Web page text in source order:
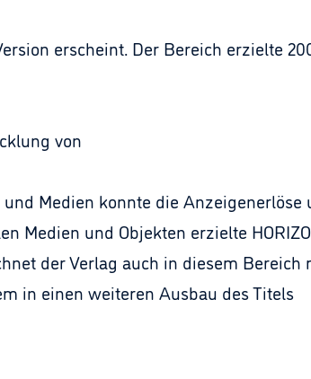
erscheint. Der Bereich erzielte
von
Medien konnte die Anzeigenerlöse
Medien und Objekten erzielte
der Verlag auch in diesem
in einen weiteren Ausbau des Titels